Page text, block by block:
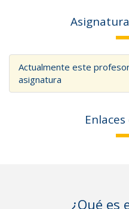
Actualmente este
asignatura
¿Qué es